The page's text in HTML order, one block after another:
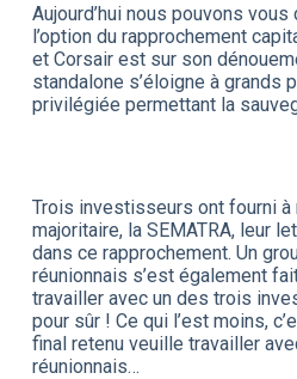
Aujourd’hui nous pouvons
l’option du rapprochement
et Corsair est sur son
standalone s’éloigne à grands
privilégiée permettant la
Trois investisseurs ont fourni à
majoritaire, la SEMATRA, leur
dans ce rapprochement. Un
réunionnais s’est également
travailler avec un des trois
pour sûr ! Ce qui l’est moins,
final retenu veuille travailler
réunionnais…